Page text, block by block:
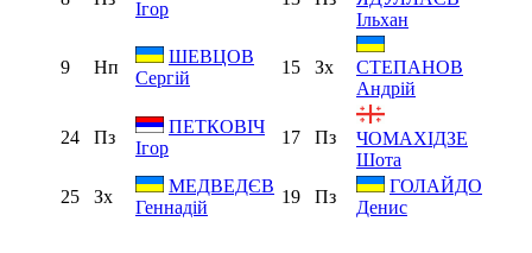
Ігор
Ільхан
9 Нп
ШЕВЦОВ
Сергій
15 Зх
СТЕПАНОВ
Андрій
24 Пз
ПЕТКОВІЧ
Ігор
17 Пз
ЧОМАХІДЗЕ
Шота
25
Зх
МЕДВЕДЄВ
Геннадій
19 Пз
ГОЛАЙДО
Денис